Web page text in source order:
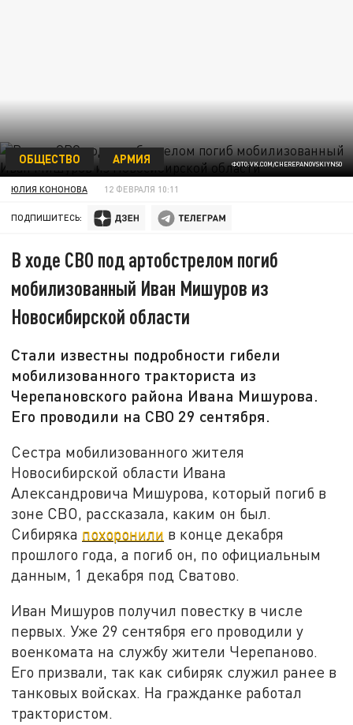
ФОТО:VK.COM/CHEREPANOVSKIYNSO
ОБЩЕСТВО АРМИЯ
ЮЛИЯ КОНОНОВА 12 ФЕВРАЛЯ 10:11
ПОДПИШИТЕСЬ:
В ходе СВО под артобстрелом погиб
мобилизованный Иван Мишуров из
Новосибирской области
Стали известны подробности гибели
мобилизованного тракториста из
Черепановского района Ивана Мишурова.
Его проводили на СВО 29 сентября.
Сестра мобилизованного жителя
Новосибирской области Ивана
Александровича Мишурова, который погиб в
зоне СВО, рассказала, каким он был.
Сибиряка похоронили в конце декабря
прошлого года, а погиб он, по официальным
данным, 1 декабря под Сватово.
Иван Мишуров получил повестку в числе
первых. Уже 29 сентября его проводили у
военкомата на службу жители Черепаново.
Его призвали, так как сибиряк служил ранее в
танковых войсках. На гражданке работал
трактористом.